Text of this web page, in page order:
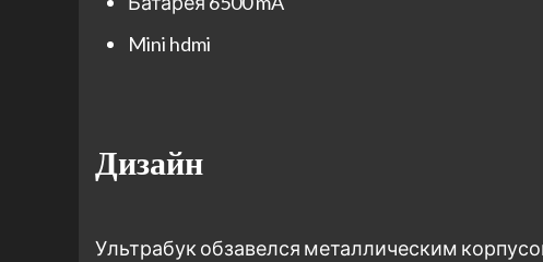
Mini hdmi
Дизайн
Ультрабук обзавелся металлическим